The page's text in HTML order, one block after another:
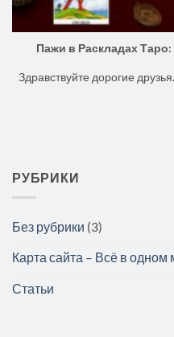
Пажи в Раскладах
Здравствуйте дорогие
РУБРИКИ
Без рубрики (3)
Карта сайта – Всё в одном
Статьи